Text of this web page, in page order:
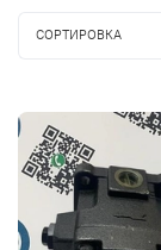
СОРТИРОВКА